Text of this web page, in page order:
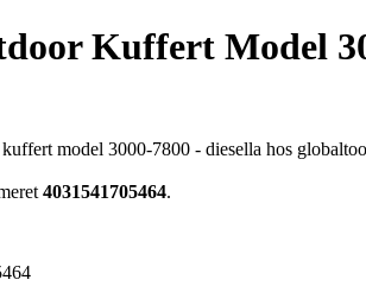
Kuffert Model
model 3000-7800 - diesella hos
4031541705464.